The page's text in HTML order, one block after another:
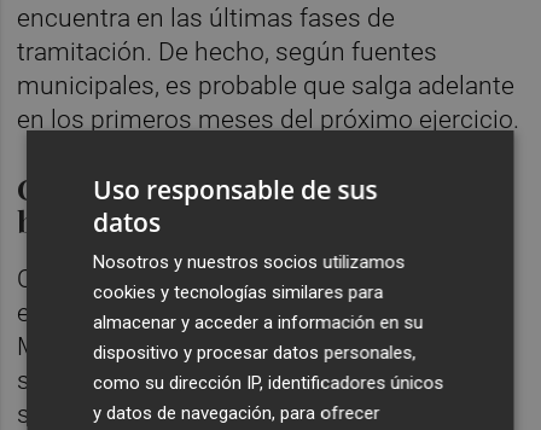
encuentra en las últimas fases de
tramitación. De hecho, según fuentes
municipales, es probable que salga adelante
en los primeros meses del próximo ejercicio.
Conectar Metrovalencia con los
barrios del sur
Otra de las peticiones del consistorio es que
el nuevo Plan de Movilidad del Área
Metropolitana contemple la extensión del
servicio de Metrovalencia a los barrios del
sur de la ciudad, como Malilla, Sant Isidre,
Uso responsable de sus
datos
Nosotros y nuestros socios utilizamos
cookies y tecnologías similares para
almacenar y acceder a información en su
dispositivo y procesar datos personales,
como su dirección IP, identificadores únicos
y datos de navegación, para ofrecer